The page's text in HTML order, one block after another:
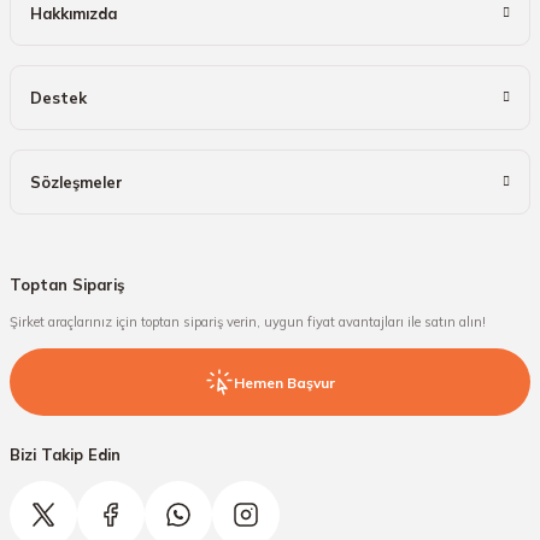
Hakkımızda
Destek
Sözleşmeler
Toptan Sipariş
Şirket araçlarınız için toptan sipariş verin, uygun fiyat avantajları ile satın alın!
Hemen Başvur
Bizi Takip Edin